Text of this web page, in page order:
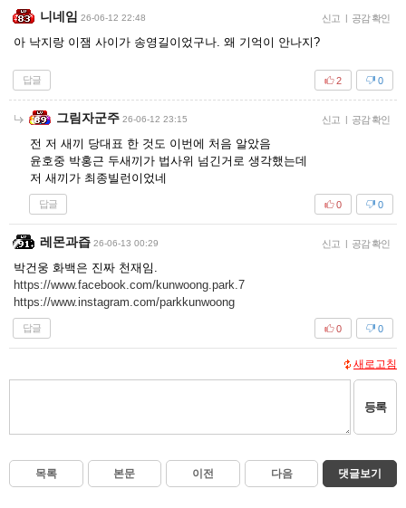
니네임 26-06-12 22:48 신고 공감 확인
아 낙지랑 이잼 사이가 송영길이었구나. 왜 기억이 안나지?
답글 0
2
그림자군주 26-06-12 23:15 신고 공감 확인
전 저 새끼 당대표 한 것도 이번에 처음 알았음
윤호중 박홍근 두새끼가 법사위 넘긴거로 생각했는데
저 새끼가 최종빌런이었네
답글 0
0
레몬과즙 26-06-13 00:29 신고 공감 확인
박건웅 화백은 진짜 천재임.
https://www.facebook.com/kunwoong.park.7
https://www.instagram.com/parkkunwoong
답글 0
0
새로고침
등록
목록 본문 이전 다음 댓글보기